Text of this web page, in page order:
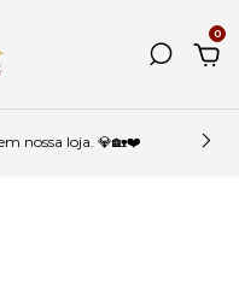
0
nossa loja. 💎🏡❤️